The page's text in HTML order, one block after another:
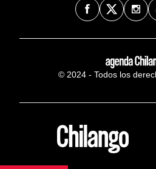
© 2024 - Todos los